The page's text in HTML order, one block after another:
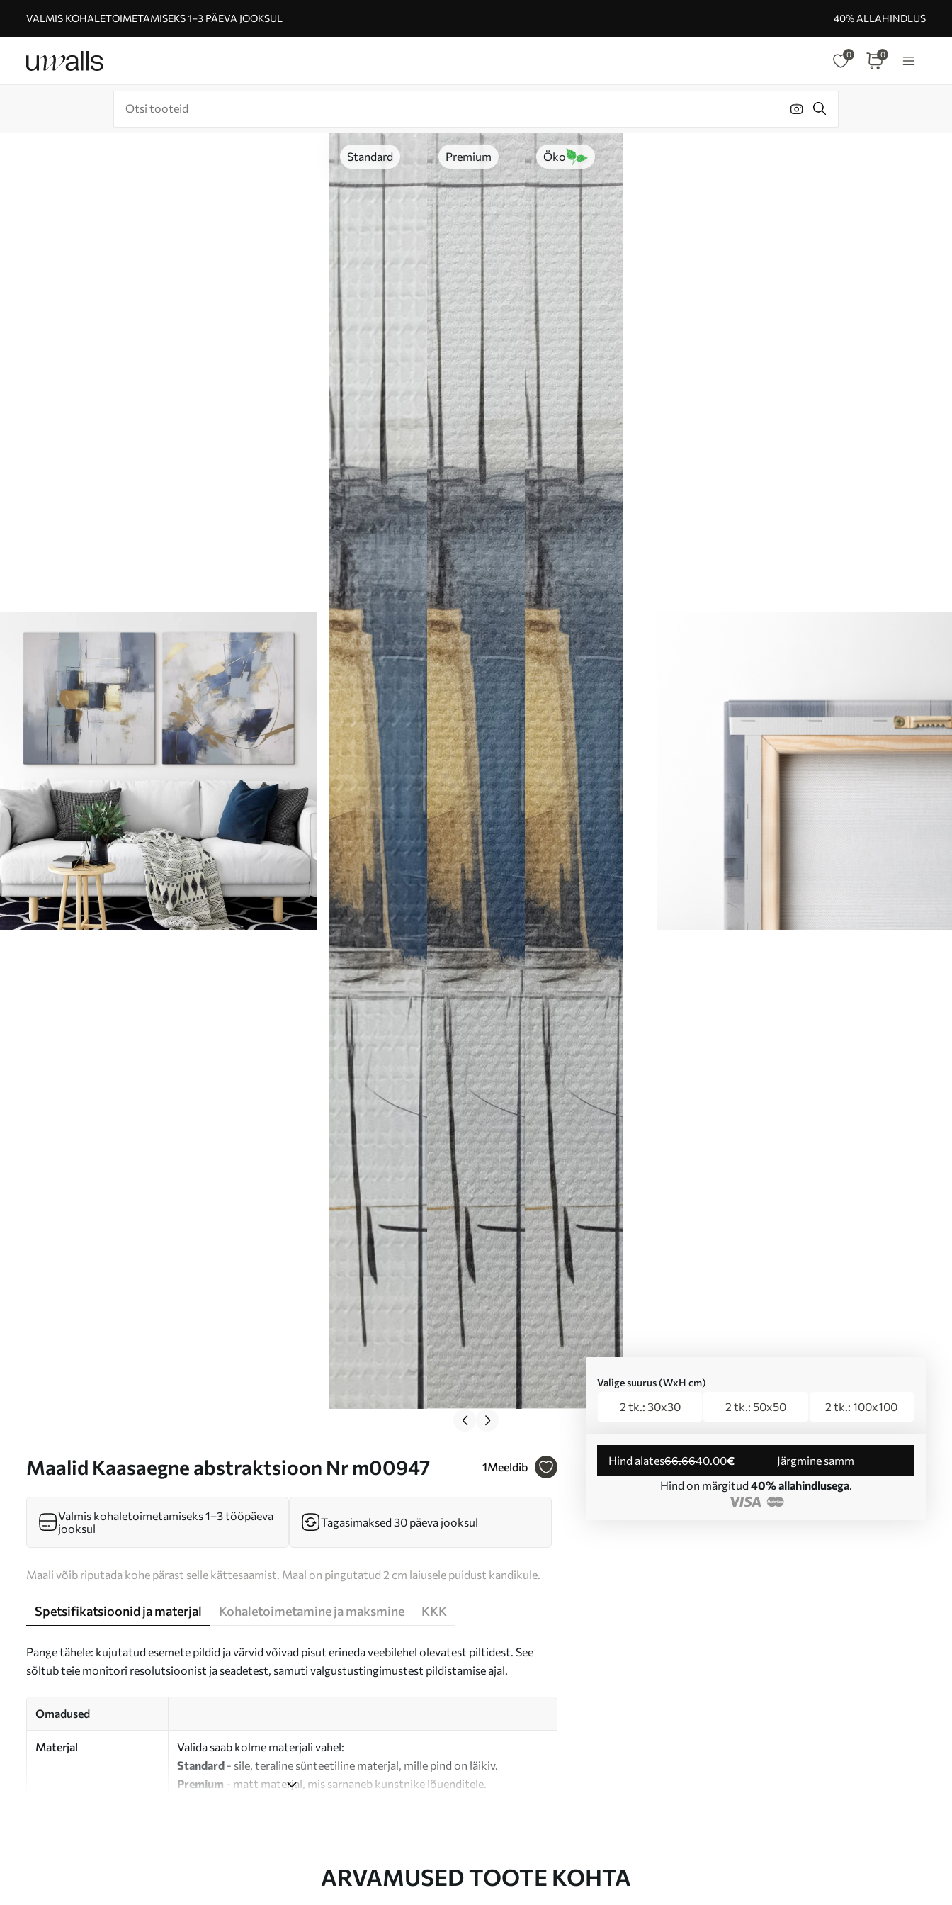
VALMIS KOHALETOIMETAMISEKS 1–3 PÄEVA JOOKSUL 40% ALLAHINDLUS
0 0
Standard Premium Öko
Maalid Kaasaegne abstraktsioon Nr m00947 1Meeldib
Valige suurus (WxH cm)
2 tk.: 30x30 2 tk.: 50x50 2 tk.: 100x100
Hind alates66.6640.00€
Järgmine samm
Hind on märgitud 40% allahindlusega.
Valmis kohaletoimetamiseks 1–3 tööpäeva
jooksul
Tagasimaksed 30 päeva jooksul
Maali võib riputada kohe pärast selle kättesaamist. Maal on pingutatud 2 cm laiusele puidust kandikule.
Spetsifikatsioonid ja materjal Kohaletoimetamine ja maksmine KKK
Pange tähele: kujutatud esemete pildid ja värvid võivad pisut erineda veebilehel olevatest piltidest. See
sõltub teie monitori resolutsioonist ja seadetest, samuti valgustustingimustest pildistamise ajal.
Omadused
Materjal
Valida saab kolme materjali vahel:
Standard - sile, teraline sünteetiline materjal, mille pind on läikiv.
Premium - matt materjal, mis sarnaneb kunstnike lõuenditele.
ARVAMUSED TOOTE KOHTA